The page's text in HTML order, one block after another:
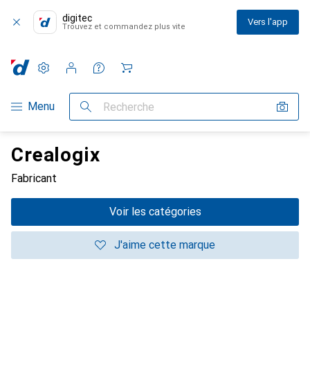
digitec
Trouvez et commandez plus vite Vers l'app
Navigation par catégorie
Menu Recherche
Paramètres
Compte client
Listes de comparaison
Listes d'envies
Panier
Crealogix
Fabricant
Voir les catégories
J'aime cette marque